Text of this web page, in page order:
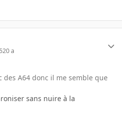
20 a
des A64 donc il me semble que
sans nuire à la